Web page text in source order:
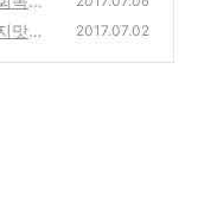
맛집
2017.07.02